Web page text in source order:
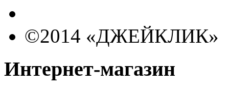
©2014 «ДЖЕЙКЛИК»
Интернет-магазин